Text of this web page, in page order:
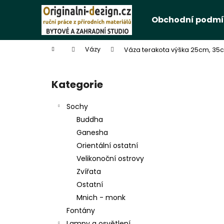
Obchodní
Domů Vázy Váza terakota výška 25cm,
Přeskočit
kategorie
Kategorie
Sochy
Buddha
Ganesha
Orientální ostatní
Velikonoční ostrovy
Zvířata
Ostatní
Mnich - monk
Fontány
í
Zpět
do
Zpět
do